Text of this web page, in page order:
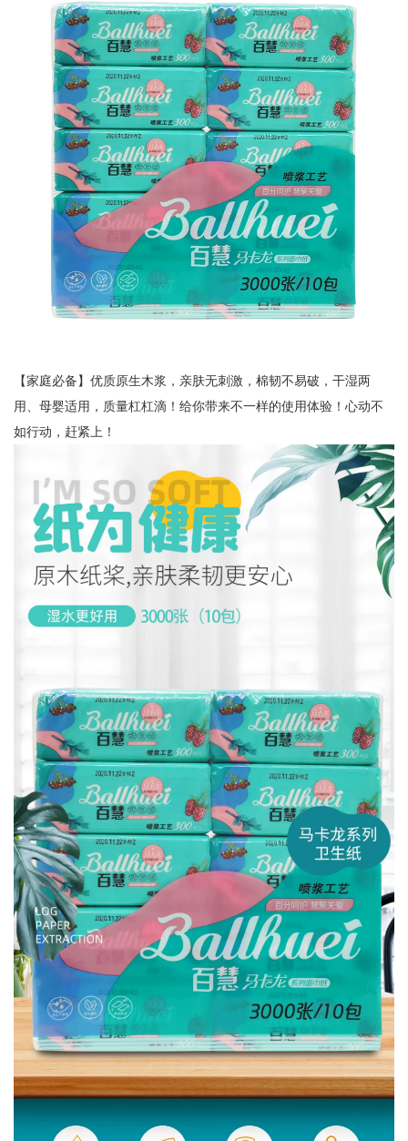
【家庭必备】优质原生木浆，亲肤无刺激，棉韧不易破，干湿两
用、母婴适用，质量杠杠滴！给你带来不一样的使用体验！心动不
如行动，赶紧上！